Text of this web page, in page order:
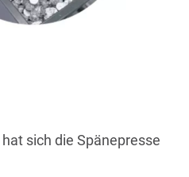
sich die Spänepresse